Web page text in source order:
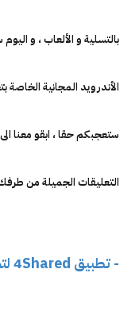
بالتسلية و الألعاب ، و
الأندرويد المجانية
ستعجبكم حقا ، ابقو معنا
التعليقات الجميلة من
- تطبيق 4Shared لتحميل الأغاني :